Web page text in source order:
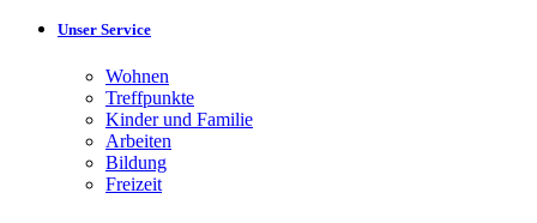
Unser Service
Wohnen
Treffpunkte
Kinder und Familie
Arbeiten
Bildung
Freizeit